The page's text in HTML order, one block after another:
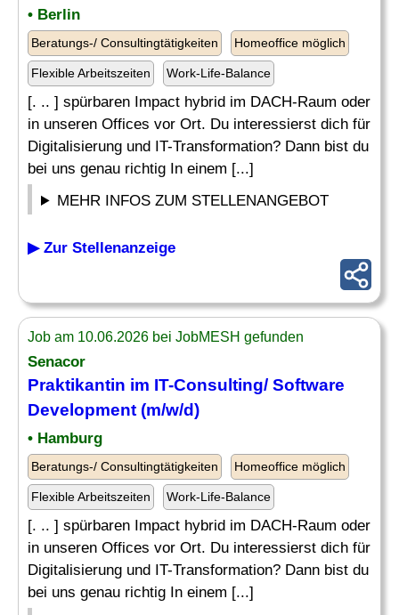
• Berlin
Beratungs-/ Consultingtätigkeiten Homeoffice möglich
Flexible Arbeitszeiten Work-Life-Balance
[. .. ] spürbaren Impact hybrid im DACH-Raum oder
in unseren Offices vor Ort. Du interessierst dich für
Digitalisierung und IT-Transformation? Dann bist du
bei uns genau richtig In einem [...]
MEHR INFOS ZUM STELLENANGEBOT
▶ Zur Stellenanzeige
Job am 10.06.2026 bei JobMESH gefunden
Senacor
Praktikantin im IT-Consulting/ Software
Development (m/w/d)
• Hamburg
Beratungs-/ Consultingtätigkeiten Homeoffice möglich
Flexible Arbeitszeiten Work-Life-Balance
[. .. ] spürbaren Impact hybrid im DACH-Raum oder
in unseren Offices vor Ort. Du interessierst dich für
Digitalisierung und IT-Transformation? Dann bist du
bei uns genau richtig In einem [...]